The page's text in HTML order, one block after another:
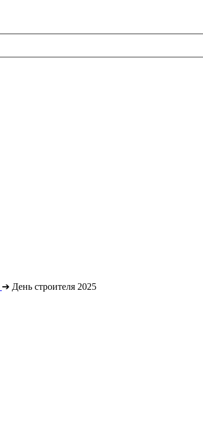
➔ День строителя 2025